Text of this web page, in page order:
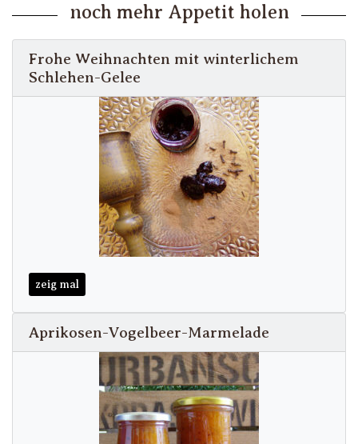
noch mehr Appetit holen
Frohe Weihnachten mit winterlichem
Schlehen-Gelee
zeig mal
Aprikosen-Vogelbeer-Marmelade